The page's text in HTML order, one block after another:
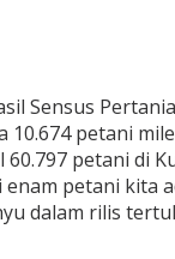
Sensus
10.674 petani
60.797 petani di
petani kita
dalam rilis